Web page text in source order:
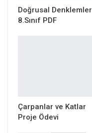
Doğrusal Denklemler
8.Sınıf PDF
Çarpanlar ve Katlar
Proje Ödevi